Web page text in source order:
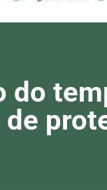
do